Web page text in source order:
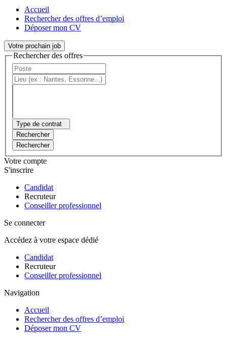
Accueil
Rechercher des offres d’emploi
Déposer mon CV
Votre prochain job
Rechercher des offres
Type de contrat
Rechercher
Rechercher
Votre compte
S'inscrire
Candidat
Recruteur
Conseiller professionnel
Se connecter
Accédez à votre espace dédié
Candidat
Recruteur
Conseiller professionnel
Navigation
Accueil
Rechercher des offres d’emploi
Déposer mon CV